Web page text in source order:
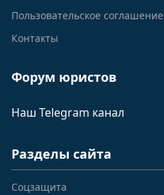
Пользовательское соглашение
Контакты
Форум юристов
Наш Telegram канал
Разделы сайта
Соцзащита